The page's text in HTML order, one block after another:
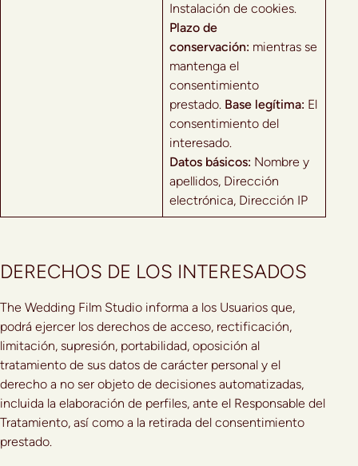
Instalación de cookies.
Plazo de
conservación: mientras se
mantenga el
consentimiento
prestado. Base legítima: El
consentimiento del
interesado.
Datos básicos: Nombre y
apellidos, Dirección
electrónica, Dirección IP
DERECHOS DE LOS INTERESADOS
The Wedding Film Studio informa a los Usuarios que,
podrá ejercer los derechos de acceso, rectificación,
limitación, supresión, portabilidad, oposición al
tratamiento de sus datos de carácter personal y el
derecho a no ser objeto de decisiones automatizadas,
incluida la elaboración de perfiles, ante el Responsable del
Tratamiento, así como a la retirada del consentimiento
prestado.